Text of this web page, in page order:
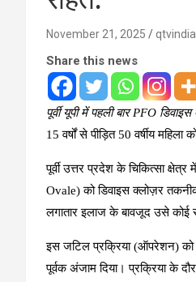
November 21, 2025
Share this news
पूर्वी यूपी में पहली बार PFO
15 वर्षों से पीड़ित 50 वर्षीय महिला
पूर्वी उत्तर प्रदेश के चिकित्सा
Ovale) को डिवाइस क्लोज़र
लगातार इलाज के बावजूद उसे कोई
इस जटिल प्रक्रिया (ऑपरेशन) को
पूर्वक अंजाम दिया। प्रक्रिया के